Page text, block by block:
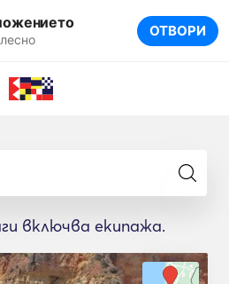
ОТВОРИ
включва екипажа.